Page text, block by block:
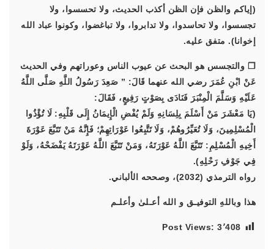
(إياكم والظن فإن الظن أكذب الحديث، ولا تحسسوا، ولا
تجسسوا، ولا تحاسدوا، ولا تدابروا، ولا تباغضوا، وكونوا عباد الله
إخوانا). متفق عليه.
❐ والتجسس هو البحث عن عيوب الناس وعوراتهم وفي الحديث
عَنْ ابْنِ عُمَرَ رضي الله عنهما قَالَ: ” صَعِدَ رَسُولُ اللَّهِ صَلَّى اللَّهُ
عَلَيْهِ وَسَلَّمَ الْمِنْبَرَ فَنَادَى بِصَوْتٍ رَفِيعٍ، فَقَالَ:
(يَا مَعْشَرَ مَنْ أَسْلَمَ بِلِسَانِهِ وَلَمْ يُفْضِ الْإِيمَانُ إِلَى قَلْبِهِ: لَا تُؤْذُوا
الْمُسْلِمِينَ، وَلَا تُعَيِّرُوهُمْ، وَلَا تَتَّبِعُوا عَوْرَاتِهِمْ؛ فَإِنَّهُ مَنْ تَتَبَّعَ عَوْرَةَ
أَخِيهِ الْمُسْلِمِ: تَتَبَّعَ اللَّهُ عَوْرَتَهُ، وَمَنْ تَتَبَّعَ اللَّهُ عَوْرَتَهُ يَفْضَحْهُ، وَلَوْ
فِي جَوْفِ رَحْلِهِ).
رواه الترمذي (2032)، وصححه الألباني.
هذا وباللهِ التوفيـق و الله أعـلىٰ وأعلـم
Post Views: 3٬408